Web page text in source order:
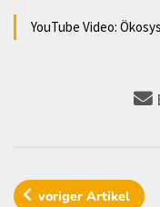
YouTube Video:
vorigerArtikel